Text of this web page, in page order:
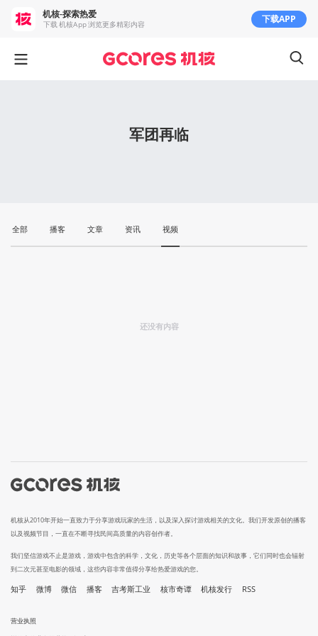
军团再临
全部 播客 文章 资讯 视频
还没有内容
机核从2010年开始一直致力于分享游戏玩家的生活，以及深入探讨游戏相关的文化。我们开发原创的播客
以及视频节目，一直在不断寻找民间高质量的内容创作者。
我们坚信游戏不止是游戏，游戏中包含的科学，文化，历史等各个层面的知识和故事，它们同时也会辐射
到二次元甚至电影的领域，这些内容非常值得分享给热爱游戏的您。
知乎 微博 微信 播客 吉考斯工业 核市奇谭 机核发行 RSS
营业执照
机核-探索热爱
下载 机核App 浏览更多精彩内容 下载APP